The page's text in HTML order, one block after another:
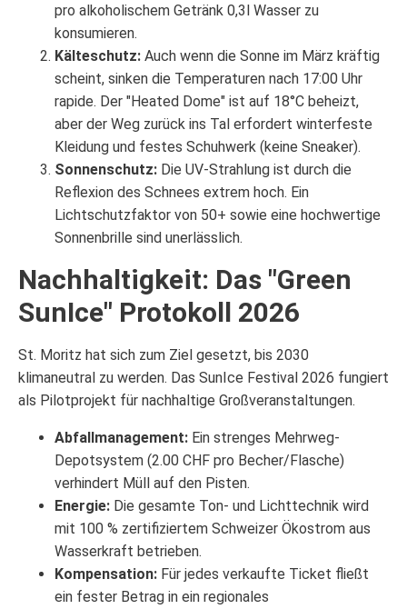
pro alkoholischem Getränk 0,3l Wasser zu
konsumieren.
Kälteschutz: Auch wenn die Sonne im März kräftig
scheint, sinken die Temperaturen nach 17:00 Uhr
rapide. Der "Heated Dome" ist auf 18°C beheizt,
aber der Weg zurück ins Tal erfordert winterfeste
Kleidung und festes Schuhwerk (keine Sneaker).
Sonnenschutz: Die UV-Strahlung ist durch die
Reflexion des Schnees extrem hoch. Ein
Lichtschutzfaktor von 50+ sowie eine hochwertige
Sonnenbrille sind unerlässlich.
Nachhaltigkeit: Das "Green
SunIce" Protokoll 2026
St. Moritz hat sich zum Ziel gesetzt, bis 2030
klimaneutral zu werden. Das SunIce Festival 2026 fungiert
als Pilotprojekt für nachhaltige Großveranstaltungen.
Abfallmanagement: Ein strenges Mehrweg-
Depotsystem (2.00 CHF pro Becher/Flasche)
verhindert Müll auf den Pisten.
Energie: Die gesamte Ton- und Lichttechnik wird
mit 100 % zertifiziertem Schweizer Ökostrom aus
Wasserkraft betrieben.
Kompensation: Für jedes verkaufte Ticket fließt
ein fester Betrag in ein regionales